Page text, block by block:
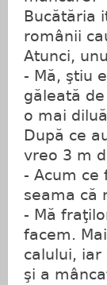
Bucătăria
românii
Atunci,
- Mă, ştiu
găleată
o mai
După ce
vreo 3 m
- Acum ce
seama că
- Mă
facem.
calului, iar
şi a